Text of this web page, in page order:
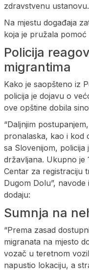
zdravstvenu ustanovu.
Na mjestu događaja
koja je pružala pomoć
Policija
migrantima
Kako je saopšteno iz
policija je dojavu o
ove opštine dobila
“Daljnjim
pronalaska, kao i kod
sa Slovenijom, policija
državljana. Ukupno je
Centar za registraciju
Dugom Dolu”, navode
dodaju:
Sumnja na
“Prema zasad
migranata na mjesto
vozač u teretnom
napustio lokaciju, a